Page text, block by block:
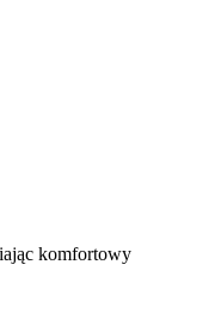
komfortowy